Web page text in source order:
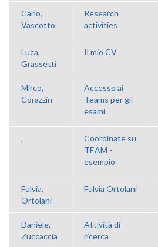
Carlo,
Vascotto
Research
activities
Luca,
Grassetti
Il mio CV
Mirco,
Corazzin
Accesso ai
Teams per gli
esami
,
Coordinate su
TEAM -
esempio
Fulvia,
Ortolani
Fulvia Ortolani
Daniele,
Zuccaccia
Attività di
ricerca